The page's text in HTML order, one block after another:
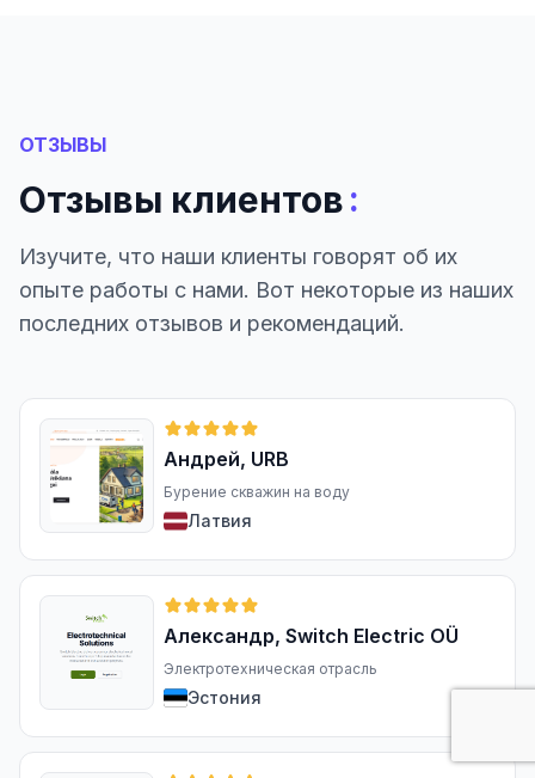
ОТЗЫВЫ
Отзывы клиентов:
Изучите, что наши клиенты говорят об их
опыте работы с нами. Вот некоторые из наших
последних отзывов и рекомендаций.
Андрей, URB
Бурение скважин на воду
Латвия
Александр, Switch Electric OÜ
Электротехническая отрасль
Эстония